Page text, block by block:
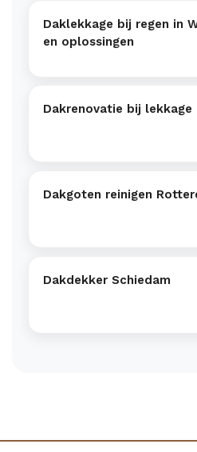
Daklekkage bij regen in
en oplossingen
Dakrenovatie bij lekkage
Dakgoten reinigen
Dakdekker Schiedam